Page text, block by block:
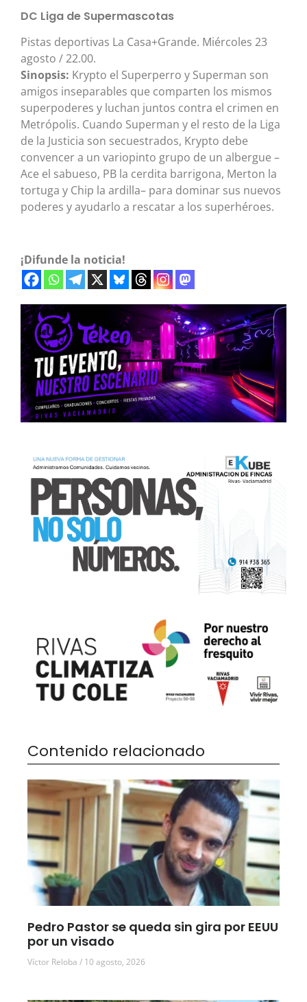
DC Liga de Supermascotas
Pistas deportivas La Casa+Grande. Miércoles 23
agosto / 22.00.
Sinopsis: Krypto el Superperro y Superman son
amigos inseparables que comparten los mismos
superpoderes y luchan juntos contra el crimen en
Metrópolis. Cuando Superman y el resto de la Liga
de la Justicia son secuestrados, Krypto debe
convencer a un variopinto grupo de un albergue –
Ace el sabueso, PB la cerdita barrigona, Merton la
tortuga y Chip la ardilla– para dominar sus nuevos
poderes y ayudarlo a rescatar a los superhéroes.
¡Difunde la noticia!
Contenido relacionado
Pedro Pastor se queda sin gira por EEUU
por un visado
Víctor Reloba 10 agosto, 2026